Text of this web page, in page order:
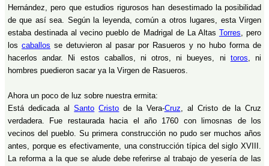
Hernández, pero que estudios rigurosos han desestimado la posibilidad
de que así sea. Según la leyenda, común a otros lugares, esta Virgen
estaba destinada al vecino pueblo de Madrigal de La Altas Torres, pero
los caballos se detuvieron al pasar por Rasueros y no hubo forma de
hacerlos andar. Ni estos caballos, ni otros, ni bueyes, ni toros, ni
hombres puedieron sacar ya la Virgen de Rasueros.
Ahora un poco de luz sobre nuestra ermita:
Está dedicada alSanto Cristo de la Vera-Cruz, al Cristo de la Cruz
verdadera. Fue restaurada hacia el año 1760 con limosnas de los
vecinos del pueblo. Su primera construcción no pudo ser muchos años
antes, porque es efectivamente, una construcción típica del siglo XVIII.
La reforma a la que se alude debe referirse al trabajo de yesería de las